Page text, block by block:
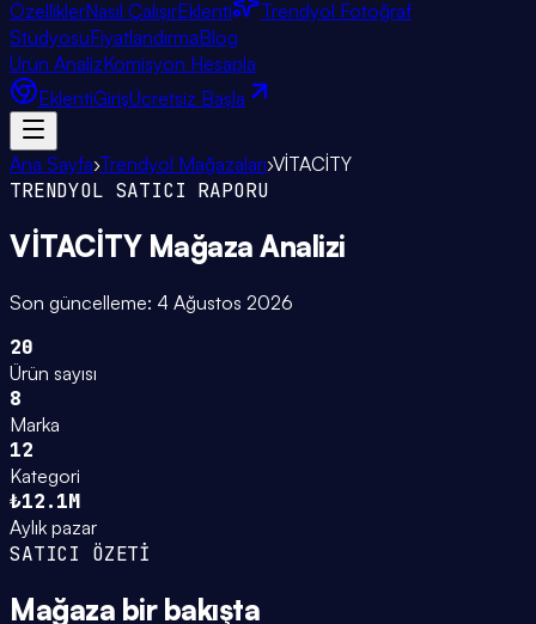
ÖzelliklerNasıl ÇalışırEklenti
Trendyol Fotoğraf
StüdyosuFiyatlandırmaBlog
Ürün AnalizKomisyon Hesapla
EklentiGirişÜcretsiz Başla
Ana Sayfa›Trendyol Mağazaları›VİTACİTY
TRENDYOL SATICI RAPORU
VİTACİTY Mağaza Analizi
Son güncelleme: 4 Ağustos 2026
20
Ürün sayısı
8
Marka
12
Kategori
₺12.1M
Aylık pazar
SATICI ÖZETİ
Mağaza bir bakışta